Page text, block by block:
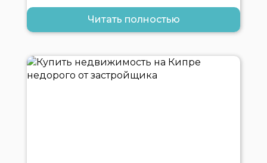
Читать полностью